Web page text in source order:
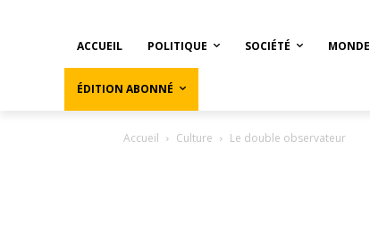
ACCUEIL POLITIQUE SOCIÉTÉ MONDE
ÉDITION ABONNÉ
Accueil Culture Le double observateur